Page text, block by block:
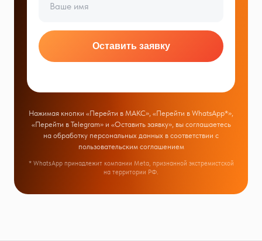
Оставить заявку
Нажимая кнопки «Перейти в МАКС», «Перейти в WhatsApp*»,
«Перейти в Telegram» и «Оставить заявку», вы соглашаетесь
на обработку персональных данных в соответствии с
пользовательским соглашением
* WhatsApp принадлежит компании Meta, признанной экстремистской
на территории РФ.